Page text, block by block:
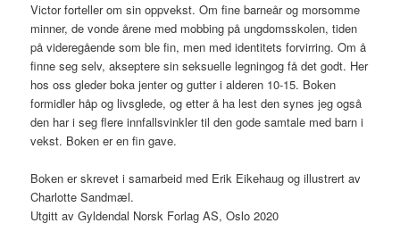
Victor forteller om sin oppvekst. Om fine barneår og morsomme
minner, de vonde årene med mobbing på ungdomsskolen, tiden
på videregående som ble fin, men med identitets forvirring. Om å
finne seg selv, akseptere sin seksuelle legningog få det godt. Her
hos oss gleder boka jenter og gutter i alderen 10-15. Boken
formidler håp og livsglede, og etter å ha lest den synes jeg også
den har i seg flere innfallsvinkler til den gode samtale med barn i
vekst. Boken er en fin gave.
Boken er skrevet i samarbeid med Erik Eikehaug og illustrert av
Charlotte Sandmæl.
Utgitt av Gyldendal Norsk Forlag AS, Oslo 2020